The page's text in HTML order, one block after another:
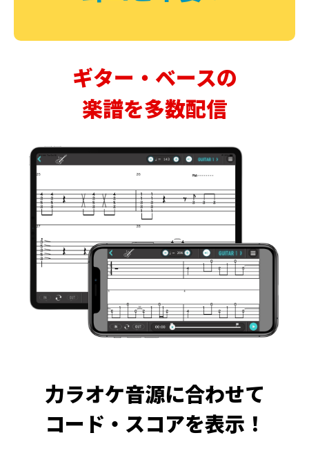
ギター・ベースの
楽譜を多数配信
力ラオケ音源に合わせて
コード・スコアを表示！